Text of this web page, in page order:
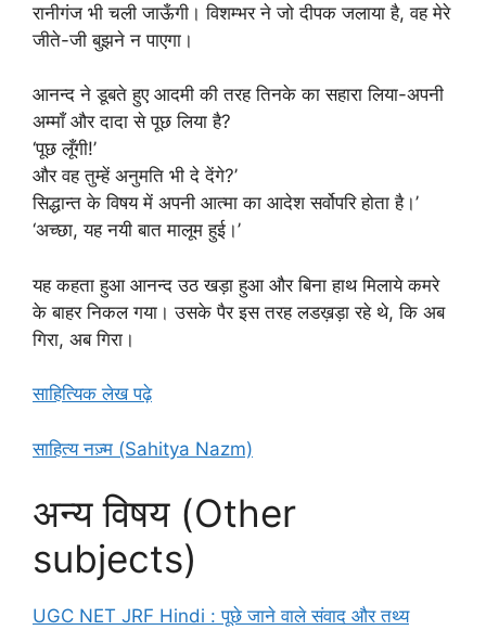
रानीगंज भी चली जाऊँगी। विशम्भर ने जो दीपक जलाया है, वह मेरे
जीते-जी बुझने न पाएगा।
आनन्द ने डूबते हुए आदमी की तरह तिनके का सहारा लिया-अपनी
अम्माँ और दादा से पूछ लिया है?
‘पूछ लूँगी!’
और वह तुम्हें अनुमति भी दे देंगे?’
सिद्धान्त के विषय में अपनी आत्मा का आदेश सर्वोपरि होता है।’
‘अच्छा, यह नयी बात मालूम हुई।’
यह कहता हुआ आनन्द उठ खड़ा हुआ और बिना हाथ मिलाये कमरे
के बाहर निकल गया। उसके पैर इस तरह लडख़ड़ा रहे थे, कि अब
गिरा, अब गिरा।
साहित्यिक लेख पढ़े
साहित्य नज़्म (Sahitya Nazm)
अन्य विषय (Other
subjects)
UGC NET JRF Hindi : पूछे जाने वाले संवाद और तथ्य